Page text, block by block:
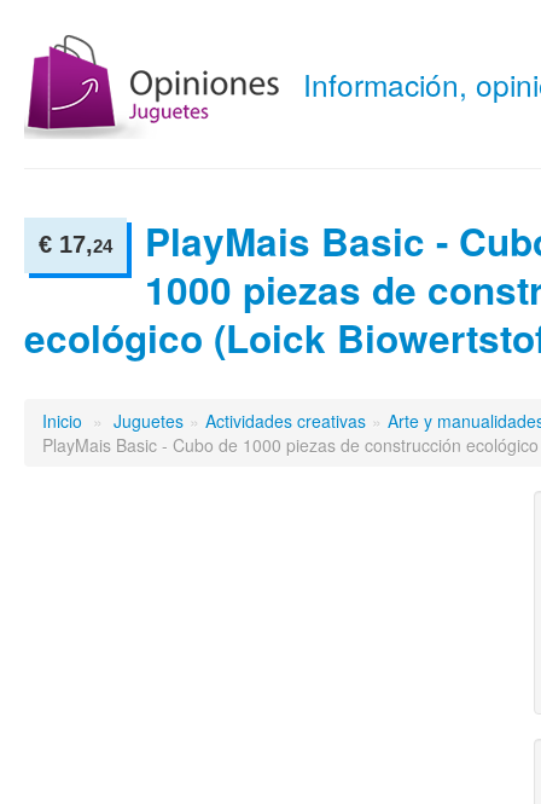
Información,
€ 17,24
PlayMais Basic -
1000 piezas de
ecológico (Loick
Inicio » Juguetes » Actividades creativas » Arte y
PlayMais Basic - Cubo de 1000 piezas de construcción